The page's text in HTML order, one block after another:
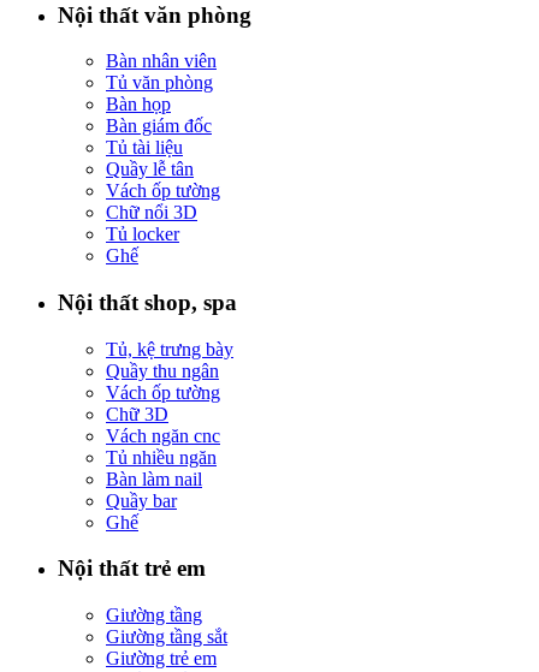
Nội thất văn phòng
Bàn nhân viên
Tủ văn phòng
Bàn họp
Bàn giám đốc
Tủ tài liệu
Quầy lễ tân
Vách ốp tường
Chữ nổi 3D
Tủ locker
Ghế
Nội thất shop, spa
Tủ, kệ trưng bày
Quầy thu ngân
Vách ốp tường
Chữ 3D
Vách ngăn cnc
Tủ nhiều ngăn
Bàn làm nail
Quầy bar
Ghế
Nội thất trẻ em
Giường tầng
Giường tầng sắt
Giường trẻ em